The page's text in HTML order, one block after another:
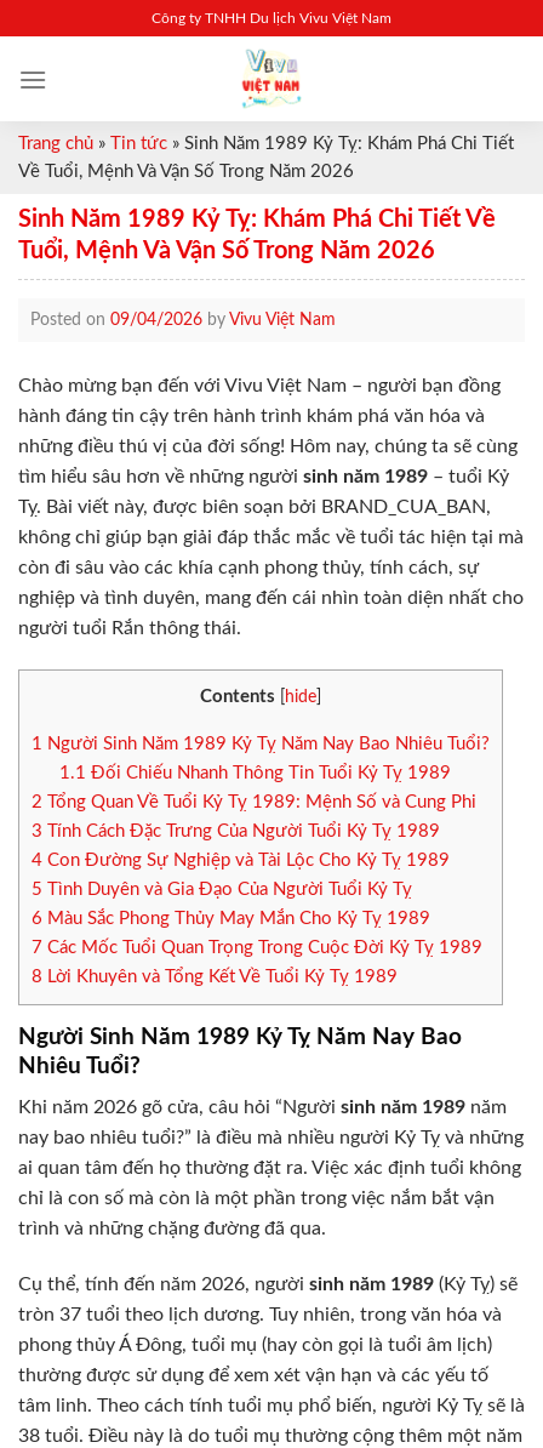
content
Công ty TNHH Du lịch Vivu Việt Nam
Trang chủ » Tin tức » Sinh Năm 1989 Kỷ Tỵ: Khám Phá Chi Tiết
Về Tuổi, Mệnh Và Vận Số Trong Năm 2026
Sinh Năm 1989 Kỷ Tỵ: Khám Phá Chi Tiết Về
Tuổi, Mệnh Và Vận Số Trong Năm 2026
Posted on 09/04/2026 by Vivu Việt Nam
Chào mừng bạn đến với Vivu Việt Nam – người bạn đồng
hành đáng tin cậy trên hành trình khám phá văn hóa và
những điều thú vị của đời sống! Hôm nay, chúng ta sẽ cùng
tìm hiểu sâu hơn về những người sinh năm 1989 – tuổi Kỷ
Tỵ. Bài viết này, được biên soạn bởi BRAND_CUA_BAN,
không chỉ giúp bạn giải đáp thắc mắc về tuổi tác hiện tại mà
còn đi sâu vào các khía cạnh phong thủy, tính cách, sự
nghiệp và tình duyên, mang đến cái nhìn toàn diện nhất cho
người tuổi Rắn thông thái.
Contents hide
1
Người Sinh Năm 1989 Kỷ Tỵ Năm Nay Bao Nhiêu Tuổi?
1.1 Đối Chiếu Nhanh Thông Tin Tuổi Kỷ Tỵ 1989
2 Tổng Quan Về Tuổi Kỷ Tỵ 1989: Mệnh Số và Cung Phi
3 Tính Cách Đặc Trưng Của Người Tuổi Kỷ Tỵ 1989
4 Con Đường Sự Nghiệp và Tài Lộc Cho Kỷ Tỵ 1989
5 Tình Duyên và Gia Đạo Của Người Tuổi Kỷ Tỵ
6 Màu Sắc Phong Thủy May Mắn Cho Kỷ Tỵ 1989
7 Các Mốc Tuổi Quan Trọng Trong Cuộc Đời Kỷ Tỵ 1989
8 Lời Khuyên và Tổng Kết Về Tuổi Kỷ Tỵ 1989
Người Sinh Năm 1989 Kỷ Tỵ Năm Nay Bao
Nhiêu Tuổi?
Khi năm 2026 gõ cửa, câu hỏi “Người sinh năm 1989 năm
nay bao nhiêu tuổi?” là điều mà nhiều người Kỷ Tỵ và những
ai quan tâm đến họ thường đặt ra. Việc xác định tuổi không
chỉ là con số mà còn là một phần trong việc nắm bắt vận
trình và những chặng đường đã qua.
Cụ thể, tính đến năm 2026, người sinh năm 1989 (Kỷ Tỵ) sẽ
tròn 37 tuổi theo lịch dương. Tuy nhiên, trong văn hóa và
phong thủy Á Đông, tuổi mụ (hay còn gọi là tuổi âm lịch)
thường được sử dụng để xem xét vận hạn và các yếu tố
tâm linh. Theo cách tính tuổi mụ phổ biến, người Kỷ Tỵ sẽ là
38 tuổi. Điều này là do tuổi mụ thường cộng thêm một năm